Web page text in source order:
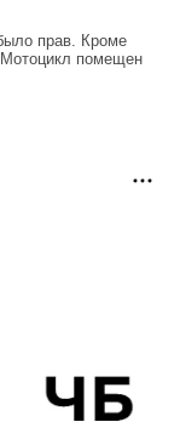
прав. Кроме
помещен